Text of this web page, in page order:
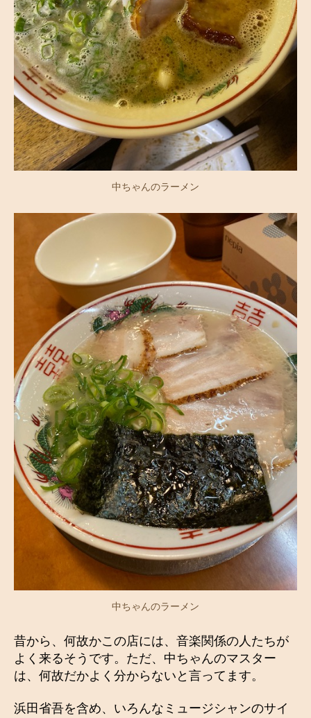
中ちゃんのラーメン
中ちゃんのラーメン
昔から、何故かこの店には、音楽関係の人たちが
よく来るそうです。ただ、中ちゃんのマスター
は、何故だかよく分からないと言ってます。
浜田省吾を含め、いろんなミュージシャンのサイ